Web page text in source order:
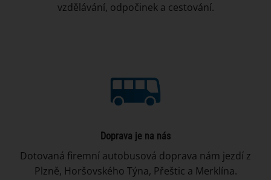
vzdělávání, odpočinek a cestování.
Doprava je na nás
Dotovaná firemní autobusová doprava nám jezdí z
Plzně, Horšovského Týna, Přeštic a Merklína.